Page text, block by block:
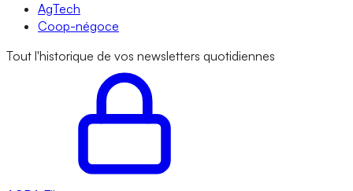
AgTech
Coop-négoce
Tout l'historique de vos newsletters quotidiennes